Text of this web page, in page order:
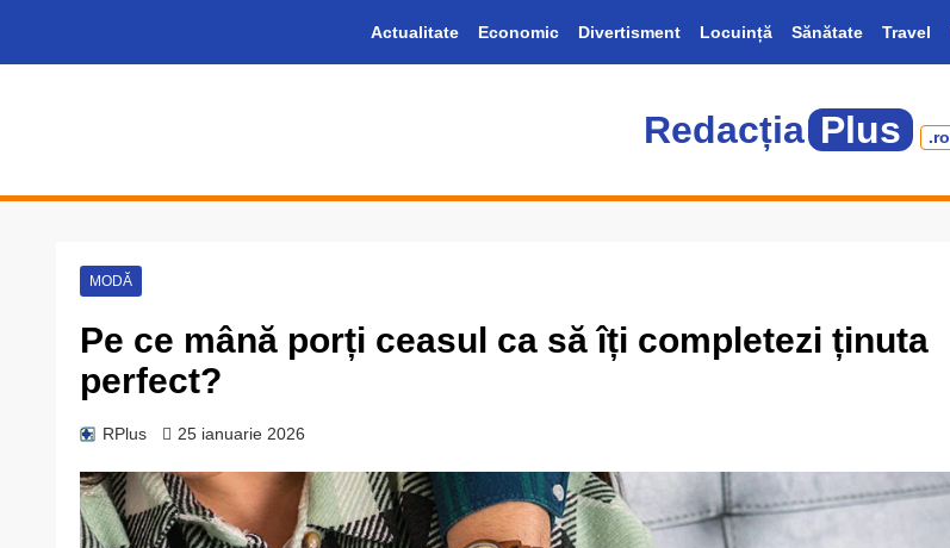
content
Actualitate Economic Divertisment Locuință Sănătate Travel
Redacția Plus .ro
MODĂ
Pe ce mână porți ceasul ca să îți completezi ținuta
perfect?
RPlus 25 ianuarie 2026